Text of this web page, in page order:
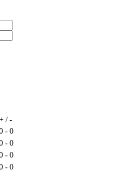
/ -
- 0
- 0
- 0
- 0